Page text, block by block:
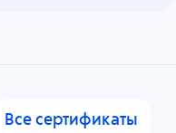
Все сертификаты